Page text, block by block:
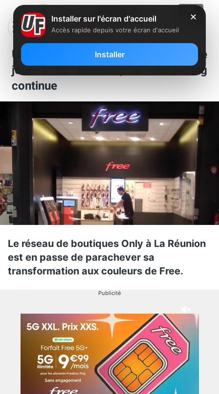
Un nouveau mini Free Center voit le
jour à La Réunion, le rebranding
continue
Le réseau de boutiques Only à La Réunion
est en passe de parachever sa
transformation aux couleurs de Free.
Publicité
✕
Installer sur l'écran d'accueil
Accès rapide depuis votre écran d'accueil
Installer